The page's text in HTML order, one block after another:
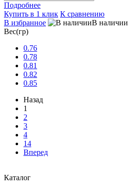
Подробнее
Купить в 1 клик К сравнению
В избранное
В наличии
Вес(гр)
0.76
0.78
0.81
0.82
0.85
Назад
1
2
3
4
14
Вперед
Каталог